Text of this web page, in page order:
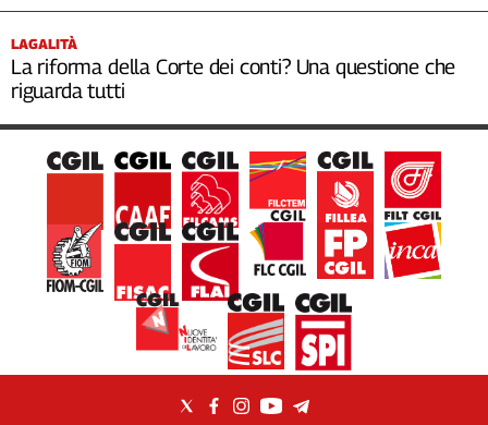
LAGALITÀ
La riforma della Corte dei conti? Una questione che
riguarda tutti